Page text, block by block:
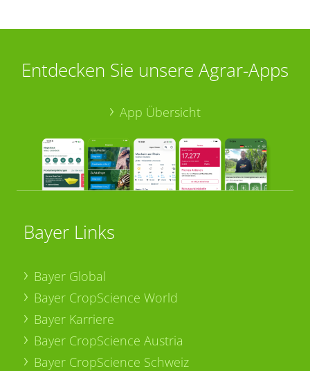
Entdecken Sie unsere Agrar-Apps
App Übersicht
Bayer Links
Bayer Global
Bayer CropScience World
Bayer Karriere
Bayer CropScience Austria
Bayer CropScience Schweiz